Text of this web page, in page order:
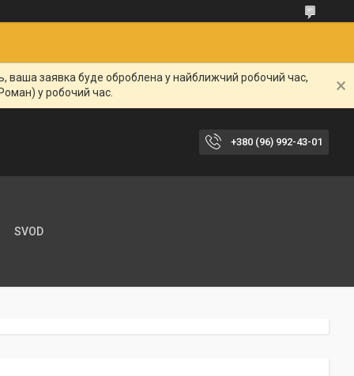
ваша заявка буде оброблена у найближчий робочий час,
у робочий час.
+380 (96) 992-43-01
SVOD